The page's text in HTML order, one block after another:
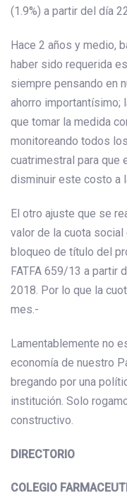
(1.9%) a partir del día
Hace 2 años y medio,
haber sido requerida
siempre pensando en
ahorro importantísimo;
que tomar la medida
monitoreando todos
cuatrimestral para que
disminuir este costo a
El otro ajuste que se
valor de la cuota social
bloqueo de título del
FATFA 659/13 a partir
2018. Por lo que la
mes.-
Lamentablemente no
economía de nuestro
bregando por una
institución. Solo
constructivo.
DIRECTORIO
COLEGIO